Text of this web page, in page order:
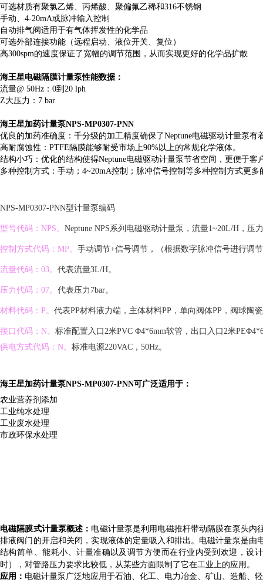
可选材质有聚氯乙烯、丙烯酸、聚偏氟乙稀和316不锈钢
手动、4-20mA或脉冲输入控制
自动排气阀适用于有气体挥发性的化学品
可选外部连接功能（远程启动、液位开关、复位）
高300spm的速度保证了宽幅的调节范围，从而实现更好的化学品扩散
海王星电磁隔膜计量泵性能数据：
流量@ 50Hz：0到20 lph
Z大压力：7 bar
海王星加药计量泵NPS-MP0307-PNN
优良的加药准确度：千分级的加工精度确保了Neptune电磁驱动计量泵有
高耐腐蚀性：PTFE隔膜能够耐受市场上90%以上的常规化学液体。
结构小巧：优化的结构使得Neptune电磁驱动计量泵节省空间，更便于客
多种控制方式：手动；4~20mA控制；脉冲信号控制等多种控制方式更多
NPS-MP0307-PNN型计量泵编码
型号代码：NPS。 Neptune NPS系列电磁驱动计量泵，流量1~20L/H，压
控制方式代码：MP。 手动调节+信号调节，（根据数字脉冲信号进行调
流量代码：03。 代表流量3L/H。
压力代码：07。 代表压力7bar。
材料代码：P。 代表PP材料液力端，主体材料PP，单向阀体PP，阀球陶
接口代码：N。 标准配置入口2米PVC Φ4*6mm软管，出口入口2米PE
供电方式代码：N。 标准电源220VAC，50Hz。
海王星加药计量泵NPS-MP0307-PNN可广泛适用于：
农业营养剂添加
工业纯水处理
工业废水处理
市政环保水处理
电磁隔膜式计量泵概述： 电磁计量泵是利用电磁推杆带动隔膜在泵头内
排液阀门的开启和关闭，实现液体的定量吸入和排出。电磁计量泵是
结构简单、能耗小、计量准确以及调节方便而在行业内受到欢迎，设
时），对管路压力要求比较低，从某些方面限制了它在工业上的应用。
应用： 电磁计量泵广泛地应用于石油、化工、电力冶金、矿山、造船、